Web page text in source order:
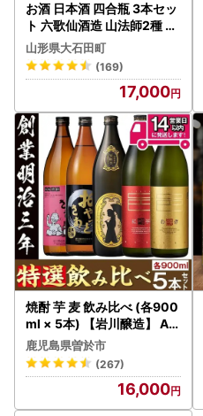
お酒 日本酒 四合瓶 3本セッ
ト 六歌仙酒造 山法師2種 五
段仕込 各720ml 3本セット
ik-osygx2160
山形県大石田町
(169)
17,000
焼酎 芋 麦 飲み比べ (各900
ml × 5本) 【岩川醸造】 A5
0-v02
鹿児島県曽於市
(267)
16,000